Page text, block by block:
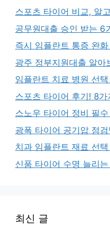
스포츠 타이어 비교, 알
공무원대출 승인 받는 6
즉시 임플란트 통증 완
광주 정부지원대출 알아
임플란트 치료 병원 선
스포츠 타이어 후기! 8가
스노우 타이어 정비 필
광폭 타이어 공기압 점
치과 임플란트 재료 선
신품 타이어 수명 늘리
최신 글